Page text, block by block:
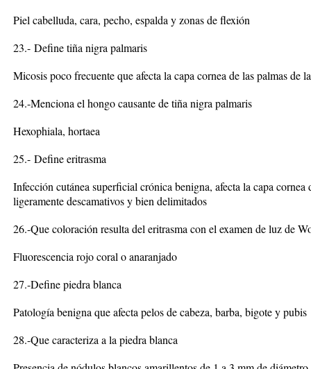
Piel cabelluda, cara, pecho, espalda y zonas de flexión
23.- Define tiña nigra palmaris
Micosis poco frecuente que afecta la capa cornea de las palmas de
24.-Menciona el hongo causante de tiña nigra palmaris
Hexophiala, hortaea
25.- Define eritrasma
Infección cutánea superficial crónica benigna, afecta la capa
ligeramente descamativos y bien delimitados
26.-Que coloración resulta del eritrasma con el examen de luz de
Fluorescencia rojo coral o anaranjado
27.-Define piedra blanca
Patología benigna que afecta pelos de cabeza, barba, bigote y pubis
28.-Que caracteriza a la piedra blanca